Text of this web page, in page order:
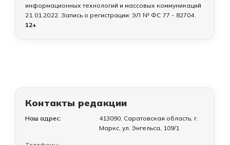
информационных технологий и массовых коммуникаций
21.01.2022 . Запись о регистрации: ЭЛ № ФС 77 - 82704.
12+
Контакты редакции
Наш адрес:
413090, Саратовская область, г.
Маркс, ул. Энгельса, 109/1